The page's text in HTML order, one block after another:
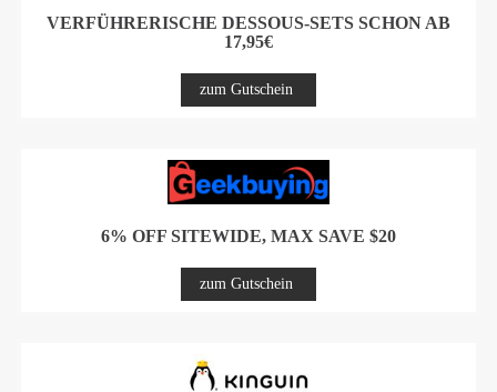
VERFÜHRERISCHE DESSOUS-SETS SCHON AB
17,95€
zum Gutschein
6% OFF SITEWIDE, MAX SAVE $20
zum Gutschein